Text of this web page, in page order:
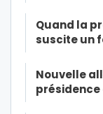
Quand la
suscite un
Nouvelle